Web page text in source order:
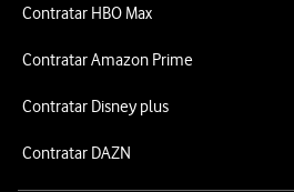
Contratar HBO Max
Contratar Amazon Prime
Contratar Disney plus
Contratar DAZN